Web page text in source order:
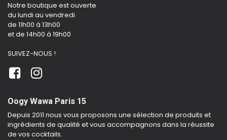
Notre boutique est ouverte
du lundi au vendredi
de 11h00 à 13h00
et de 14h00 à 19h00
SUIVEZ-NOUS !
Oogy Wawa Paris 15
Depuis 2011 nous vous proposons une sélection de produits et
ingrédients de qualité et vous accompagnons dans la réussite
de vos cocktails.